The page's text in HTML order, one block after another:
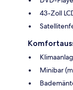
43-Zoll
Minibar